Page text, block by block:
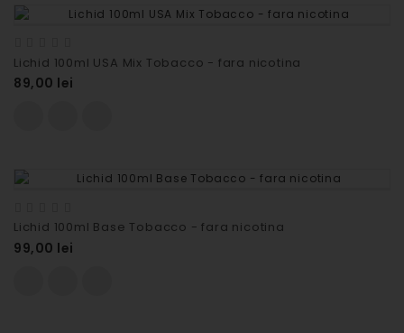
Lichid 100ml USA Mix Tobacco - fara nicotina
89,00 lei
Lichid 100ml Base Tobacco - fara nicotina
99,00 lei